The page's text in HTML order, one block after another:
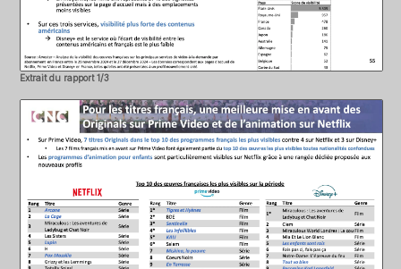
Extrait du rapport 1/3